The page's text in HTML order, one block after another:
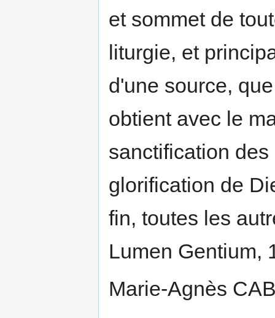
et sommet de
liturgie, et
d'une source,
obtient avec le
sanctification
glorification de
fin, toutes les
Lumen Gentium,
Marie-Agnès